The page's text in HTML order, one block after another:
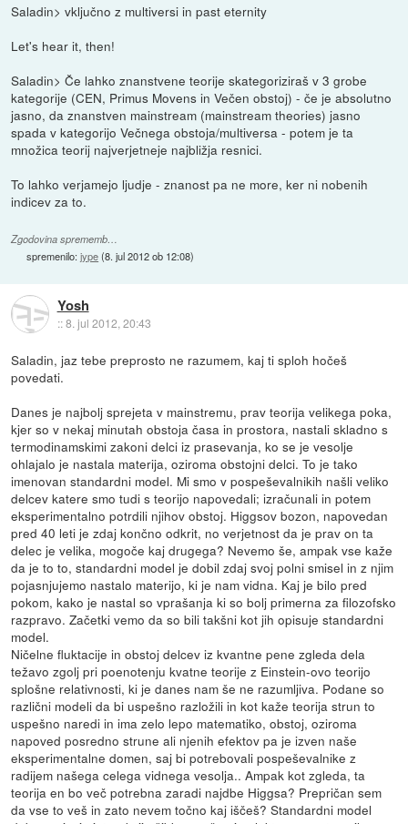
Saladin> vključno z multiversi in past eternity
Let's hear it, then!
Saladin> Če lahko znanstvene teorije skategoriziraš v 3 grobe
kategorije (CEN, Primus Movens in Večen obstoj) - če je absolutno
jasno, da znanstven mainstream (mainstream theories) jasno
spada v kategorijo Večnega obstoja/multiversa - potem je ta
množica teorij najverjetneje najbližja resnici.
To lahko verjamejo ljudje - znanost pa ne more, ker ni nobenih
indicev za to.
Zgodovina sprememb…
spremenilo:jype(8. jul 2012 ob 12:08)
Yosh
::8. jul 2012, 20:43
Saladin, jaz tebe preprosto ne razumem, kaj ti sploh hočeš
povedati.
Danes je najbolj sprejeta v mainstremu, prav teorija velikega poka,
kjer so v nekaj minutah obstoja časa in prostora, nastali skladno s
termodinamskimi zakoni delci iz prasevanja, ko se je vesolje
ohlajalo je nastala materija, oziroma obstojni delci. To je tako
imenovan standardni model. Mi smo v pospeševalnikih našli veliko
delcev katere smo tudi s teorijo napovedali; izračunali in potem
eksperimentalno potrdili njihov obstoj. Higgsov bozon, napovedan
pred 40 leti je zdaj končno odkrit, no verjetnost da je prav on ta
delec je velika, mogoče kaj drugega? Nevemo še, ampak vse kaže
da je to to, standardni model je dobil zdaj svoj polni smisel in z njim
pojasnjujemo nastalo materijo, ki je nam vidna. Kaj je bilo pred
pokom, kako je nastal so vprašanja ki so bolj primerna za filozofsko
razpravo. Začetki vemo da so bili takšni kot jih opisuje standardni
model.
Ničelne fluktacije in obstoj delcev iz kvantne pene zgleda dela
težavo zgolj pri poenotenju kvatne teorije z Einstein-ovo teorijo
splošne relativnosti, ki je danes nam še ne razumljiva. Podane so
različni modeli da bi uspešno razložili in kot kaže teorija strun to
uspešno naredi in ima zelo lepo matematiko, obstoj, oziroma
napoved posredno strune ali njenih efektov pa je izven naše
eksperimentalne domen, saj bi potrebovali pospeševalnike z
radijem našega celega vidnega vesolja.. Ampak kot zgleda, ta
teorija en bo več potrebna zaradi najdbe Higgsa? Prepričan sem
da vse to veš in zato nevem točno kaj iščeš? Standardni model